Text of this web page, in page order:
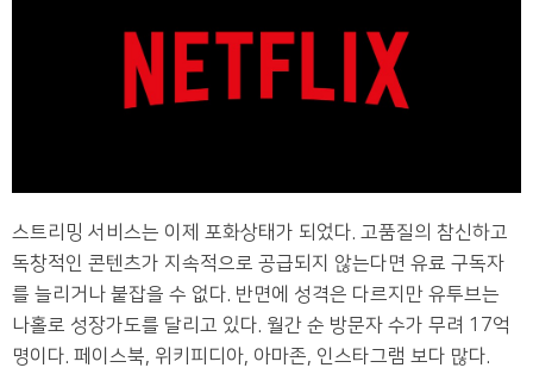
스트리밍 서비스는 이제 포화상태가 되었다. 고품질의 참신하고
독창적인 콘텐츠가 지속적으로 공급되지 않는다면 유료 구독자
를 늘리거나 붙잡을 수 없다. 반면에 성격은 다르지만 유투브는
나홀로 성장가도를 달리고 있다. 월간 순 방문자 수가 무려 17억
명이다. 페이스북, 위키피디아, 아마존, 인스타그램 보다 많다.